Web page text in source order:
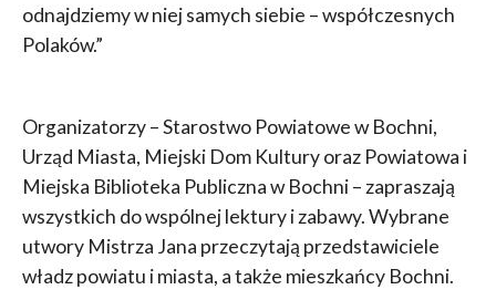
odnajdziemy w niej samych siebie – współczesnych
Polaków.”
Organizatorzy – Starostwo Powiatowe w Bochni,
Urząd Miasta, Miejski Dom Kultury oraz Powiatowa i
Miejska Biblioteka Publiczna w Bochni – zapraszają
wszystkich do wspólnej lektury i zabawy. Wybrane
utwory Mistrza Jana przeczytają przedstawiciele
władz powiatu i miasta, a także mieszkańcy Bochni.